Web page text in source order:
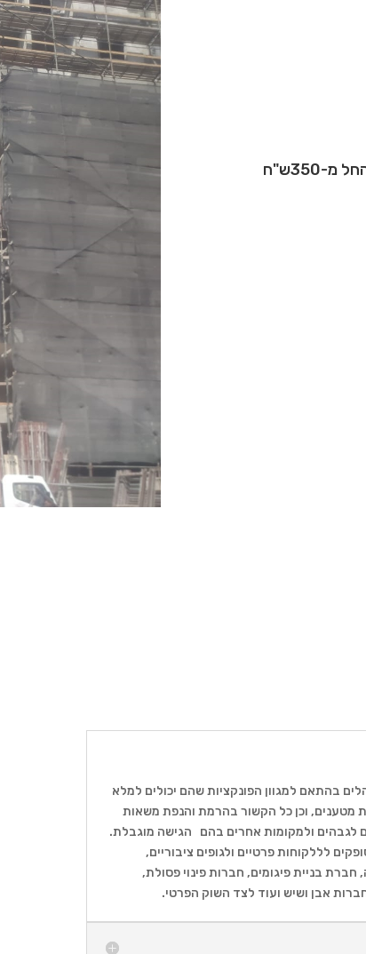
350ש"ח
בהתאם למגוון הפונקציות שהם יכולים למלא
מטענים, וכן כל הקשור בהרמת והנפת משאות
לגבהים ולמקומות אחרים בהם הגישה מוגבלת.
לללקוחות פרטיים ולגופים ציבוריים,
חברת בניית פיגומים, חברות פינוי פסולת,
אבן ושיש ועוד לצד השוק הפרטי.